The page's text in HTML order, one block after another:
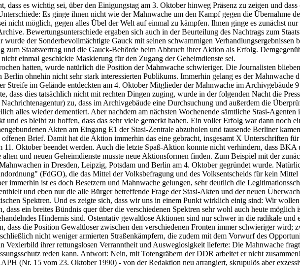
dass es wichtig sei, über den Einigungstag am 3. Oktober hinweg Präsenz zu zeigen und
Es ginge ihnen nicht wie der Mahnwache um den Kampf gegen die Übernahme
nicht möglich, gegen alles Übel der Welt auf einmal zu kämpfen. Ihnen ginge es zunächst
Bewertungsunterschiede ergaben sich auch in der Beurteilung des Nachtrags zum
der Sonderbevollmächtigte Gauck mit seinen schwammigen Verhandlungsergebnissen
zum Staatsvertrag und die Gauck-Behörde beim Abbruch ihrer Aktion als Erfolg.
einmal geschickte Maskierung für den Zugang der Geheimdienste sei.
hatten, wurde natürlich die Position der Mahnwache schwieriger. Die Journalisten
ohnehin nicht sehr stark interessierten Publikums. Immerhin gelang es der Mahnwache
Streife im Gelände entdeckten am 4. Oktober Mitglieder der Mahnwache im Archivgebäude
dass dies tatsächlich nicht mit rechten Dingen zuging, wurde in der folgenden Nacht die
zu, dass im Archivgebäude eine Durchsuchung und außerdem die
alles wieder dementiert. Aber nachdem am nächsten Wochenende sämtliche Stasi-
es bleibt zu hoffen, dass das sehr viele gemerkt haben. Ein voller Erfolg war dann noch
Akten am Eingang E1 der Stasi-Zentrale abzuholen und tausende Berliner
Brief. Damit hat die Aktion immerhin das eine gebracht, insgesamt X Unterschriften
11. Oktober beendet werden. Auch die letzte Spaß-Aktion konnte nicht verhindern, dass
und neuen Geheimdienste musste neue Aktionsformen finden. Zum Beispiel mit der
in Dresden, Leipzig, Potsdam und Berlin am 4. Oktober gegründet wurde.
(FdGO), die das Mittel der Volksbefragung und des Volksentscheids für kein
immerhin ist es doch Besetzern und Mahnwache gelungen, sehr deutlich die
und eben nur die alle Bürger betreffende Frage der Stasi-Akten und der neuen
Spektren. Und es zeigte sich, dass wir uns in einem Punkt wirklich einig sind: Wir
ein breites Bündnis quer über die verschiedenen Spektren sehr wohl auch heute
Hindernis sind. Ostentativ gewaltlose Aktionen sind nur schwer in die radikale und
dass die Position Gewaltloser zwischen den verschiedenen Fronten immer schwieriger wird;
nicht weniger armierten Straßenkämpfern, die zudem mit dem Vorwurf des
Vexierbild ihrer rettungslosen Verranntheit und Ausweglosigkeit lieferte: Die Mahnwache
reden kann. Antwort: Nein, mit Totengräbern der DDR arbeitet er nicht zusammen!
(Nr. 15 vom 23. Oktober 1990) - von der Redaktion neu arrangiert, skrupulös aber